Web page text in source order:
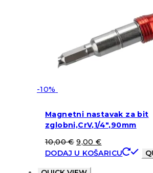
-10%
Magnetni nastavak za bit
zglobni,CrV,1/4″,90mm
10,00€ 9,00€
DODAJ U KOŠARICU